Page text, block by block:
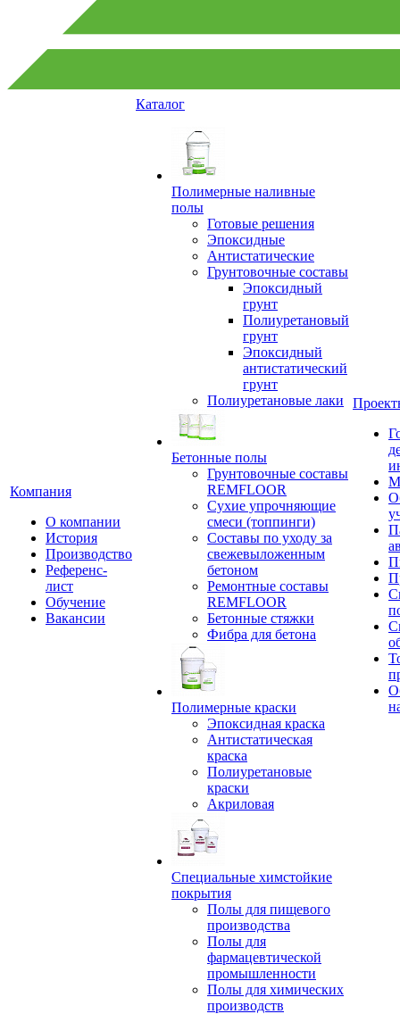
Компания
О компании
История
Производство
Референс-
лист
Обучение
Вакансии
Каталог
Полимерные наливные
полы
Готовые решения
Эпоксидные
Антистатические
Грунтовочные составы
Эпоксидный
грунт
Полиуретановый
грунт
Эпоксидный
антистатический
грунт
Полиуретановые лаки
Бетонные полы
Грунтовочные составы
REMFLOOR
Сухие упрочняющие
смеси (топпинги)
Составы по уходу за
свежевыложенным
бетоном
Ремонтные составы
REMFLOOR
Бетонные стяжки
Фибра для бетона
Полимерные краски
Эпоксидная краска
Антистатическая
краска
Полиуретановые
краски
Акриловая
Специальные химстойкие
покрытия
Полы для пищевого
производства
Полы для
фармацевтической
промышленности
Полы для химических
производств